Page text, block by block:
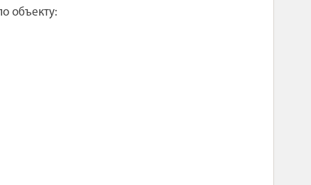
объекту: